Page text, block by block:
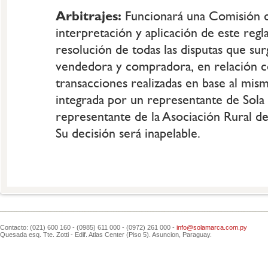
Arbitrajes: Funcionará una Comisión
interpretación y aplicación de este
resolución de todas las disputas que
vendedora y compradora, en relación
transacciones realizadas en base al
integrada por un representante de Sola
representante de la Asociación Rural
Su decisión será inapelable.
Contacto: (021) 600 160 - (0985) 611 000 - (0972) 261 000 - info@solamarca.com.py
Quesada esq. Tte. Zotti - Edif. Atlas Center (Piso 5). Asuncion, Paraguay.